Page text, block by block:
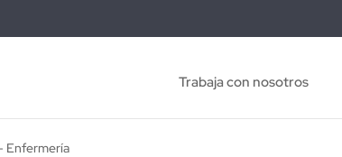
Trabaja con nosotros
Enfermería